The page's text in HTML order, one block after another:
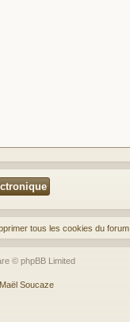
tous les cookies du forum
© phpBB Limited
Maël Soucaze